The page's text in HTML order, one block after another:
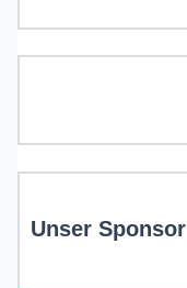
Unser Sponsor